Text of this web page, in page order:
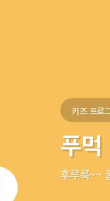
키즈 프로
푸먹
후루룩~~